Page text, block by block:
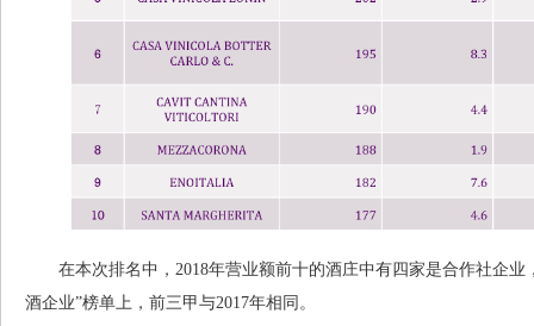
在本次排名中，2018年营业额前十的酒庄中有四家是合作社企业
酒企业”榜单上，前三甲与2017年相同。